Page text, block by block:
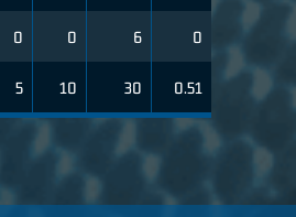
0 0 6 0
5 10 30 0.51